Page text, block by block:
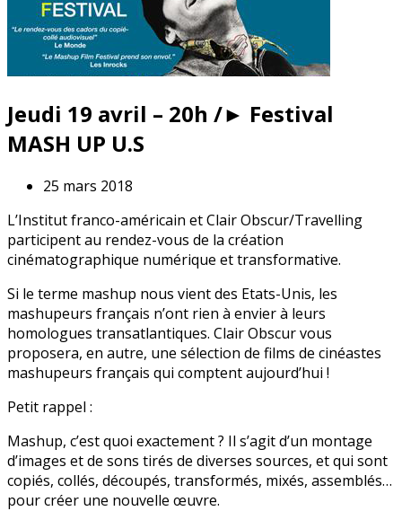
Jeudi 19 avril – 20h /► Festival
MASH UP U.S
25 mars 2018
L’Institut franco-américain et Clair Obscur/Travelling
participent au rendez-vous de la création
cinématographique numérique et transformative.
Si le terme mashup nous vient des Etats-Unis, les
mashupeurs français n’ont rien à envier à leurs
homologues transatlantiques. Clair Obscur vous
proposera, en autre, une sélection de films de cinéastes
mashupeurs français qui comptent aujourd’hui !
Petit rappel :
Mashup, c’est quoi exactement ? Il s’agit d’un montage
d’images et de sons tirés de diverses sources, et qui sont
copiés, collés, découpés, transformés, mixés, assemblés…
pour créer une nouvelle œuvre.